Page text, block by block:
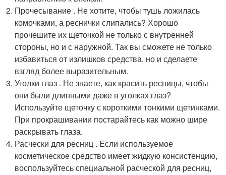
Прочесывание . Не хотите, чтобы тушь ложилась
комочками, а реснички слипались? Хорошо
прочешите их щеточкой не только с внутренней
стороны, но и с наружной. Так вы сможете не только
избавиться от излишков средства, но и сделаете
взгляд более выразительным.
Уголки глаз . Не знаете, как красить ресницы, чтобы
они были длинными даже в уголках глаз?
Используйте щеточку с короткими тонкими щетинками.
При прокрашивании постарайтесь как можно шире
раскрывать глаза.
Расчески для ресниц . Если используемое
косметическое средство имеет жидкую консистенцию,
воспользуйтесь специальной расческой для ресниц,